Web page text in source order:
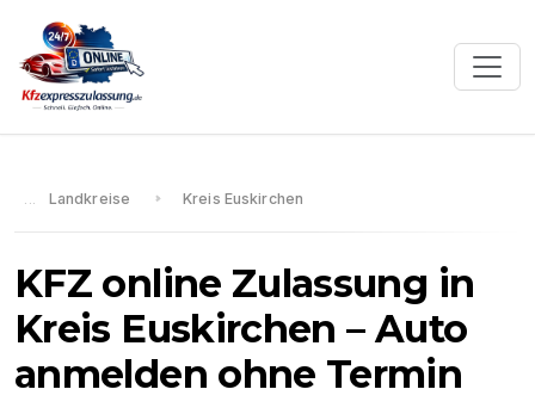
Landkreise Kreis Euskirchen
KFZ online Zulassung in
Kreis Euskirchen – Auto
anmelden ohne Termin